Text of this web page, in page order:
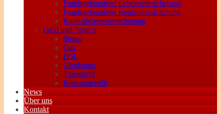
Fondsgebundene Lebensversicherung
Fondsgebundene Rentenversicherung
Kapitallebensversicherung
Geld und Sparen
Strom
Gas
DSL
Girokonto
Tagesgeld
Konsumkredit
News
Über uns
Kontakt